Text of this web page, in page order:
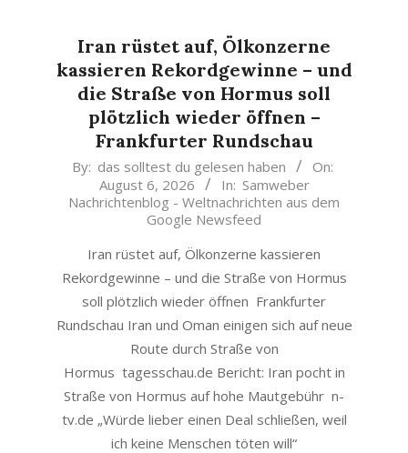
Iran rüstet auf, Ölkonzerne
kassieren Rekordgewinne – und
die Straße von Hormus soll
plötzlich wieder öffnen –
Frankfurter Rundschau
2026-
06
By: das solltest du gelesen haben
On:
August 6, 2026
In: Samweber
Nachrichtenblog - Weltnachrichten aus dem
Google Newsfeed
Iran rüstet auf, Ölkonzerne kassieren
Rekordgewinne – und die Straße von Hormus
soll plötzlich wieder öffnen Frankfurter
Rundschau Iran und Oman einigen sich auf neue
Route durch Straße von
Hormus tagesschau.de Bericht: Iran pocht in
Straße von Hormus auf hohe Mautgebühr n-
tv.de „Würde lieber einen Deal schließen, weil
ich keine Menschen töten will“